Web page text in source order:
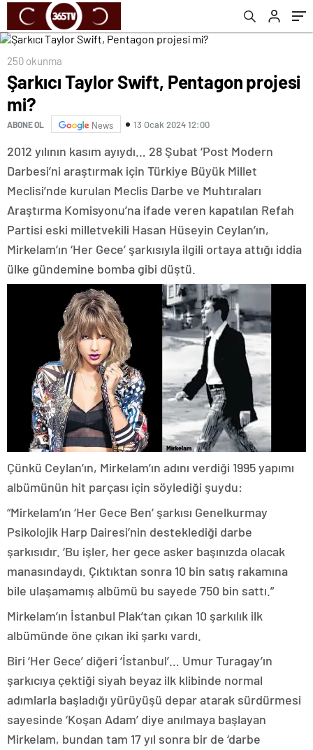
250 okunma
Şarkıcı Taylor Swift, Pentagon projesi
mi?
ABONE OL News 13 Ocak 2024 12:00
2012 yılının kasım ayıydı… 28 Şubat ‘Post Modern
Darbesi’ni araştırmak için Türkiye Büyük Millet
Meclisi’nde kurulan Meclis Darbe ve Muhtıraları
Araştırma Komisyonu’na ifade veren kapatılan Refah
Partisi eski milletvekili Hasan Hüseyin Ceylan’ın,
Mirkelam’ın ‘Her Gece’ şarkısıyla ilgili ortaya attığı iddia
ülke gündemine bomba gibi düştü.
Çünkü Ceylan’ın, Mirkelam’ın adını verdiği 1995 yapımı
albümünün hit parçası için söylediği şuydu:
“Mirkelam’ın ‘Her Gece Ben’ şarkısı Genelkurmay
Psikolojik Harp Dairesi’nin desteklediği darbe
şarkısıdır. ‘Bu işler, her gece asker başınızda olacak
manasındaydı. Çıktıktan sonra 10 bin satış rakamına
bile ulaşamamış albümü bu sayede 750 bin sattı.”
Mirkelam’ın İstanbul Plak’tan çıkan 10 şarkılık ilk
albümünde öne çıkan iki şarkı vardı.
Biri ‘Her Gece’ diğeri ‘İstanbul’… Umur Turagay’ın
şarkıcıya çektiği siyah beyaz ilk klibinde normal
adımlarla başladığı yürüyüşü depar atarak sürdürmesi
sayesinde ‘Koşan Adam’ diye anılmaya başlayan
Mirkelam, bundan tam 17 yıl sonra bir de ‘darbe